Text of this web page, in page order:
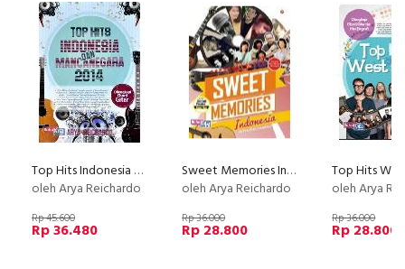
Top Hits Indonesia Dan Mancanegara 2014
oleh Arya Reichardo
Rp 45.600
Rp 36.480
Sweet Memories Indonesia
oleh Arya Reichardo
Rp 36.000
Rp 28.800
Top Hits
oleh Arya
Rp 36.000
Rp 28.800